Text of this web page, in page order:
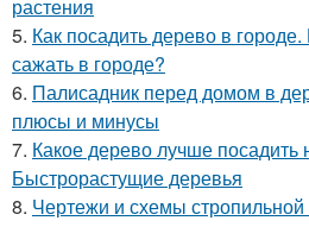
растения
5. Как посадить дерево в
сажать в городе?
6. Палисадник перед домом в
плюсы и минусы
7. Какое дерево лучше посадить
Быстрорастущие деревья
8. Чертежи и схемы стропильной